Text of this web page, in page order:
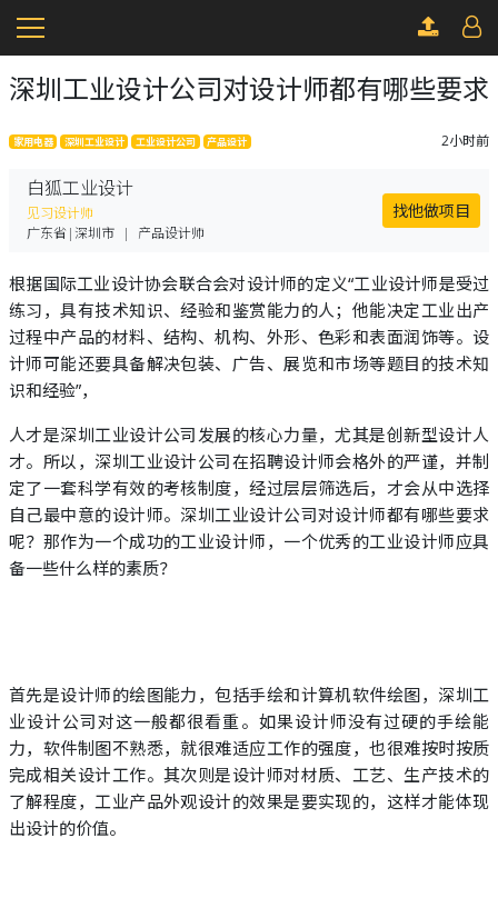
深圳工业设计公司对设计师都有哪些要求
家用电器 深圳工业设计 工业设计公司 产品设计 2小时前
白狐工业设计
见习设计师
广东省|深圳市 | 产品设计师
找他做项目
根据国际工业设计协会联合会对设计师的定义“工业设计师是受过
练习，具有技术知识、经验和鉴赏能力的人；他能决定工业出产
过程中产品的材料、结构、机构、外形、色彩和表面润饰等。设
计师可能还要具备解决包装、广告、展览和市场等题目的技术知
识和经验”，
人才是深圳工业设计公司发展的核心力量，尤其是创新型设计人
才。所以，深圳工业设计公司在招聘设计师会格外的严谨，并制
定了一套科学有效的考核制度，经过层层筛选后，才会从中选择
自己最中意的设计师。深圳工业设计公司对设计师都有哪些要求
呢？那作为一个成功的工业设计师，一个优秀的工业设计师应具
备一些什么样的素质？
首先是设计师的绘图能力，包括手绘和计算机软件绘图，深圳工
业设计公司对这一般都很看重。如果设计师没有过硬的手绘能
力，软件制图不熟悉，就很难适应工作的强度，也很难按时按质
完成相关设计工作。其次则是设计师对材质、工艺、生产技术的
了解程度，工业产品外观设计的效果是要实现的，这样才能体现
出设计的价值。